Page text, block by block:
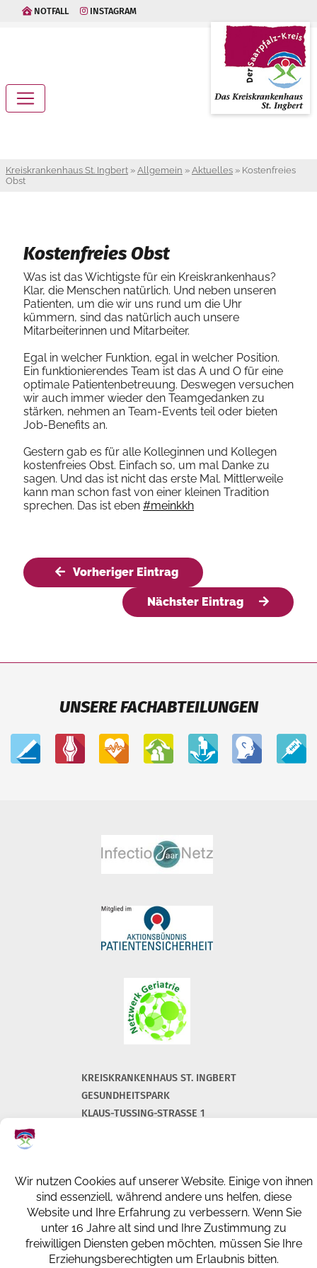
NOTFALL INSTAGRAM
Kreiskrankenhaus St. Ingbert » Allgemein » Aktuelles » Kostenfreies
Obst
Kostenfreies Obst
Was ist das Wichtigste für ein Kreiskrankenhaus?
Klar, die Menschen natürlich. Und neben unseren
Patienten, um die wir uns rund um die Uhr
kümmern, sind das natürlich auch unsere
Mitarbeiterinnen und Mitarbeiter.
Egal in welcher Funktion, egal in welcher Position.
Ein funktionierendes Team ist das A und O für eine
optimale Patientenbetreuung. Deswegen versuchen
wir auch immer wieder den Teamgedanken zu
stärken, nehmen an Team-Events teil oder bieten
Job-Benefits an.
Gestern gab es für alle Kolleginnen und Kollegen
kostenfreies Obst. Einfach so, um mal Danke zu
sagen. Und das ist nicht das erste Mal. Mittlerweile
kann man schon fast von einer kleinen Tradition
sprechen. Das ist eben #meinkkh
Vorheriger Eintrag
Nächster Eintrag
UNSERE FACHABTEILUNGEN
KREISKRANKENHAUS ST. INGBERT
GESUNDHEITSPARK
KLAUS-TUSSING-STRASSE 1
info@kkh-geriatrie-igb.de
FACEBOOK